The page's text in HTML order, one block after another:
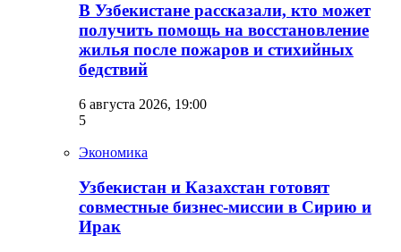
В Узбекистане рассказали, кто может
получить помощь на восстановление
жилья после пожаров и стихийных
бедствий
6 августа 2026, 19:00
5
Экономика
Узбекистан и Казахстан готовят
совместные бизнес-миссии в Сирию и
Ирак